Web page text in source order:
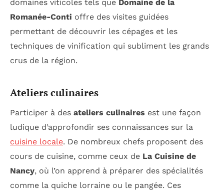
domaines viticoles tels que Domaine de la
Romanée-Conti offre des visites guidées
permettant de découvrir les cépages et les
techniques de vinification qui subliment les grands
crus de la région.
Ateliers culinaires
Participer à des ateliers culinaires est une façon
ludique d’approfondir ses connaissances sur la
cuisine locale. De nombreux chefs proposent des
cours de cuisine, comme ceux de La Cuisine de
Nancy, où l’on apprend à préparer des spécialités
comme la quiche lorraine ou le pangée. Ces